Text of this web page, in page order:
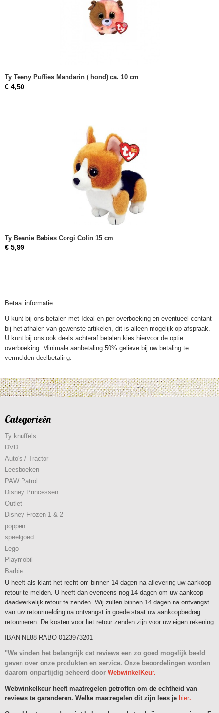
Ty Teeny Puffies Mandarin ( hond) ca. 10 cm
€ 4,50
Ty Beanie Babies Corgi Colin 15 cm
€ 5,99
Betaal informatie.
U kunt bij ons betalen met Ideal en per overboeking en eventueel contant
bij het afhalen van gewenste artikelen, dit is alleen mogelijk op afspraak.
U kunt bij ons ook deels achteraf betalen kies hiervoor de optie
overboeking. Minimale aanbetaling 50% gelieve bij uw betaling te
vermelden deelbetaling.
Categorieën
Ty knuffels
DVD
Auto's / Tractor
Leesboeken
PAW Patrol
Disney Princessen
Outlet
Disney Frozen 1 & 2
poppen
speelgoed
Lego
Playmobil
Barbie
U heeft als klant het recht om binnen 14 dagen na aflevering uw aankoop
retour te melden. U heeft dan eveneens nog 14 dagen om uw aankoop
daadwerkelijk retour te zenden. Wij zullen binnen 14 dagen na ontvangst
van uw retourmelding na ontvangst in goede staat uw aankoopbedrag
retourneren. De kosten voor het retour zenden zijn voor uw eigen rekening
IBAN NL88 RABO 0123973201
"We vinden het belangrijk dat reviews een zo goed mogelijk beeld
geven over onze produkten en service. Onze beoordelingen worden
daarom onpartijdig beheerd door WebwinkelKeur.
Webwinkelkeur heeft maatregelen getroffen om de echtheid van
reviews te garanderen. Welke maatregelen dit zijn lees je hier.